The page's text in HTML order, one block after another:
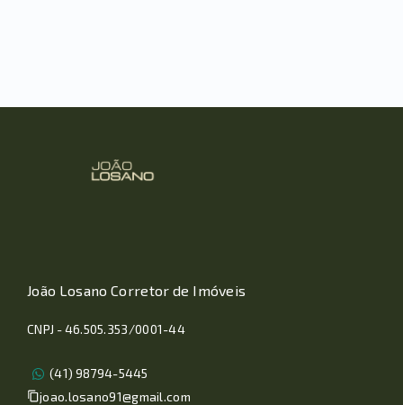
João Losano Corretor de Imóveis
CNPJ - 46.505.353/0001-44
(41) 98794-5445
joao.losano91@gmail.com